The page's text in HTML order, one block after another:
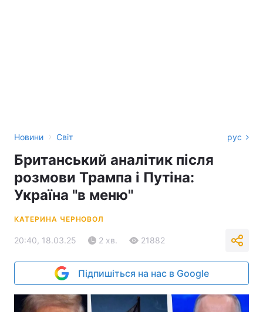
Новини › Світ рус
Британський аналітик після
розмови Трампа і Путіна:
Україна "в меню"
КАТЕРИНА ЧЕРНОВОЛ
20:40, 18.03.25 2 хв. 21882
Підпишіться на нас в Google